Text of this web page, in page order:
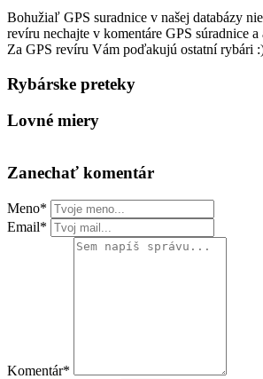
Bohužiaľ GPS suradnice v našej databázy
revíru nechajte v komentáre GPS súradnice
Za GPS revíru Vám poďakujú ostatní rybári
Rybárske preteky
Lovné miery
Zanechať komentár
Meno*
Email*
Komentár*